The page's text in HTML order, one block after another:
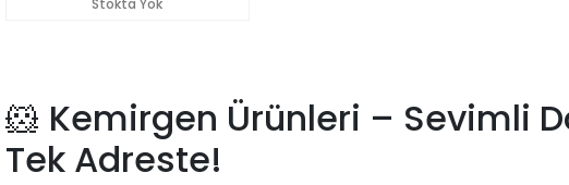
🐹 Kemirgen Ürünleri – Sevimli
Tek Adreste!